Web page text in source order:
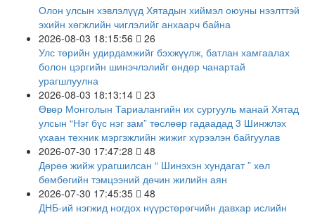
Олон улсын хэвлэлүүд Хятадын хиймэл оюуны нээлттэй
эхийн хөгжлийн чиглэлийг анхаарч байна
2026-08-03 18:15:56
26
Улс төрийн удирдамжийг бэхжүүлж, батлан хамгаалах
болон цэргийн шинэчлэлийг өндөр чанартай
урагшлуулна
2026-08-03 18:13:14
23
Өвөр Монголын Тариалангийн их сургууль манай Хятад
улсын “Нэг бүс нэг зам” төслөөр гадаадад 3 Шинжлэх
үхаан техник мэргэжлийн жижиг хүрээлэн байгуулав
2026-07-30 17:47:28
48
Дөрөө жийж урагшилсан “ Шинэхэн хундагат ” хөл
бөмбөгийн тэмцээний дөчин жилийн аян
2026-07-30 17:45:35
48
ДНБ-ий нэгжид ногдох нүүрстөрөгчийн давхар ислийн